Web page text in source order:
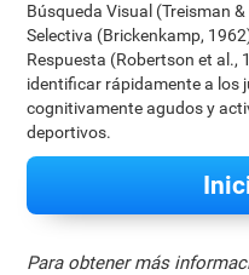
Búsqueda Visual (Treisman
Selectiva (Brickenkamp,
Respuesta (Robertson et al.,
identificar rápidamente a los
cognitivamente agudos y
deportivos.
Para obtener más